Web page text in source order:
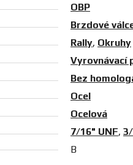
OBP
Brzdové
Rally, Okruhy
Vyrovnávací
Bez
Ocel
Ocelová
7/16" UNF,
B